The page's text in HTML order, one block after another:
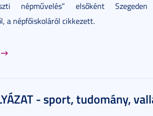
népművelés” elsőként
a népfőiskoláról cikkezett.
- sport, tudomány,